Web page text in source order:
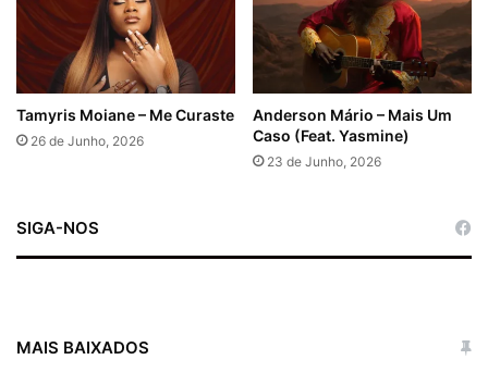
Tamyris Moiane – Me Curaste
26 de Junho, 2026
Anderson Mário – Mais Um
Caso (Feat. Yasmine)
23 de Junho, 2026
SIGA-NOS
MAIS BAIXADOS